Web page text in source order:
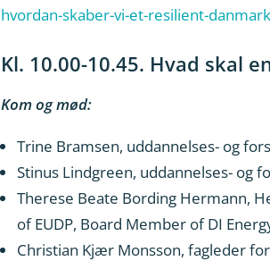
hvordan-skaber-vi-et-resilient-danmark
Kl. 10.00-10.45. Hvad skal
Kom og mød:
Trine Bramsen, uddannelses- og
Stinus Lindgreen, uddannelses- og
Therese Beate Bording Hermann,
of EUDP, Board Member of DI
Christian Kjær Monsson, fagleder